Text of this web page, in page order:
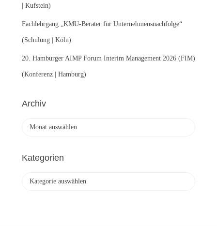
| Kufstein)
Fachlehrgang „KMU-Berater für Unternehmensnachfolge“
(Schulung | Köln)
20. Hamburger AIMP Forum Interim Management 2026 (FIM)
(Konferenz | Hamburg)
Archiv
h
Kategorien